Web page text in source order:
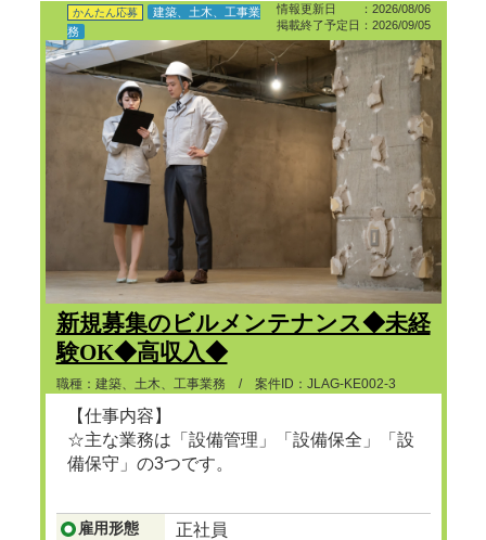
情報更新日 ：2026/08/06
掲載終了予定日：2026/09/05
かんたん応募
建築、土木、工事業
務
新規募集のビルメンテナンス◆未経
験OK◆高収入◆
職種：建築、土木、工事業務 / 案件ID：JLAG-KE002-3
【仕事内容】
☆主な業務は「設備管理」「設備保全」「設
備保守」の3つです。
...つづきを見る
雇用形態 正社員